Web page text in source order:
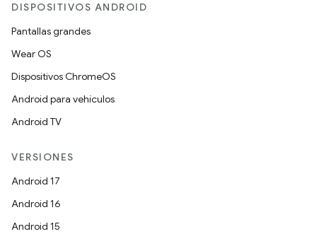
DISPOSITIVOS ANDROID
Pantallas grandes
Wear OS
Dispositivos ChromeOS
Android para vehículos
Android TV
VERSIONES
Android 17
Android 16
Android 15